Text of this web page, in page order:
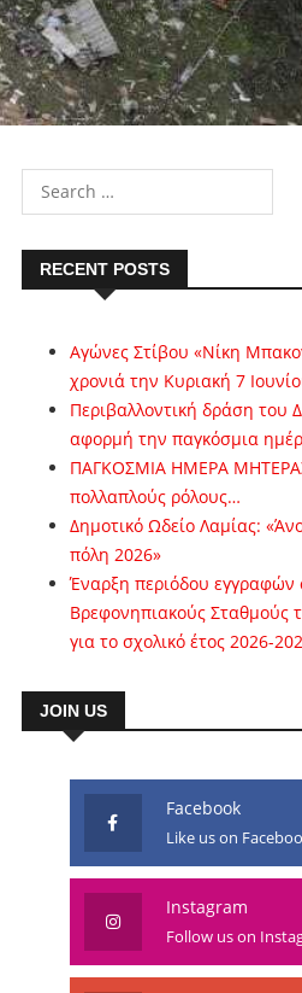
RECENT POSTS
Αγώνες Στίβου «Νίκη
χρονιά την Κυριακή 7
Περιβαλλοντική δράση του
αφορμή την παγκόσμια
ΠΑΓΚΟΣΜΙΑ ΗΜΕΡΑ
πολλαπλούς ρόλους…
Δημοτικό Ωδείο Λαμίας:
πόλη 2026»
Έναρξη περιόδου εγγραφών
Βρεφονηπιακούς Σταθμούς
για το σχολικό έτος 2026-
JOIN US
Facebook
Like us on
Instagram
Follow us on